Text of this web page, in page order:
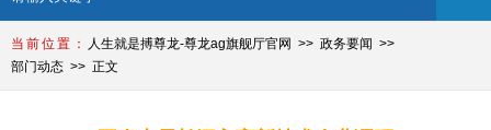
人生就是搏尊龙-尊龙ag旗舰厅官网
政务要闻
部门动态
正文